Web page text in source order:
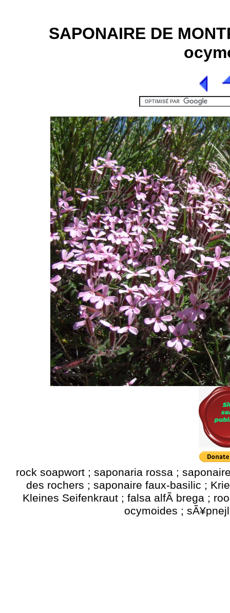
SAPONAIRE DE
rock soapwort ; saponaria rossa ;
des rochers ; saponaire faux-basilic ;
Kleines Seifenkraut ; falsa alfÃ brega ;
ocymoides ;